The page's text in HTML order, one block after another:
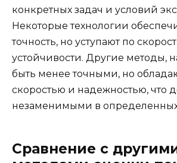
конкретных задач и условий
Некоторые технологии
точность, но уступают по
устойчивости. Другие методы,
быть менее точными, но
скоростью и надежностью, что
незаменимыми в определенных
Сравнение с